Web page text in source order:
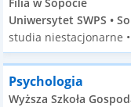
Uniwersytet SWPS •
studia niestacjonarne
Psychologia
Wyższa Szkoła